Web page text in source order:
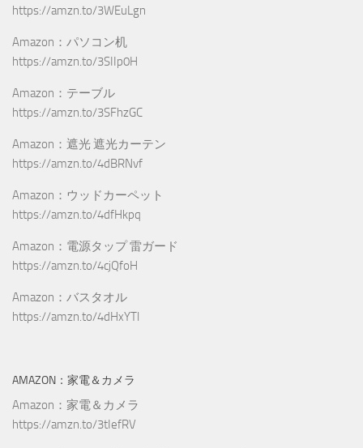
https://amzn.to/3WEuLgn
Amazon：パソコン机
https://amzn.to/3SIIp0H
Amazon：テーブル
https://amzn.to/3SFhzGC
Amazon：遮光 遮光カーテン
https://amzn.to/4dBRNvf
Amazon：ウッドカーペット
https://amzn.to/4dfHkpq
Amazon：電源タップ 雷ガード
https://amzn.to/4cjQfoH
Amazon：バスタオル
https://amzn.to/4dHxYTl
AMAZON：家電＆カメラ
Amazon：家電＆カメラ
https://amzn.to/3tIefRV